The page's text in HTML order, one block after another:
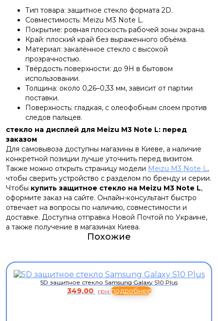
Тип товара: защитное стекло формата 2D.
Совместимость: Meizu M3 Note L.
Покрытие: ровная плоскость рабочей зоны экрана.
Край: плоский край без выраженного объёма.
Материал: закалённое стекло с высокой
прозрачностью.
Твёрдость поверхности: до 9H в бытовом
использовании.
Толщина: около 0,26–0,33 мм, зависит от партии
поставки.
Поверхность: гладкая, с олеофобным слоем против
следов пальцев.
стекло на дисплей для Meizu M3 Note L: перед
заказом
Для самовывоза доступны магазины в Киеве, а наличие
конкретной позиции лучше уточнить перед визитом.
Также можно открыть страницу модели Meizu M3 Note L,
чтобы сверить устройство с разделом по бренду и серии.
Чтобы купить защитное стекло на Meizu M3 Note L,
оформите заказ на сайте. Онлайн-консультант быстро
отвечает на вопросы по наличию, совместимости и
доставке. Доступна отправка Новой Почтой по Украине,
а также получение в магазинах Киева.
Похожие
5D защитное стекло Samsung Galaxy S10 Plus
349,00 грн подробнее